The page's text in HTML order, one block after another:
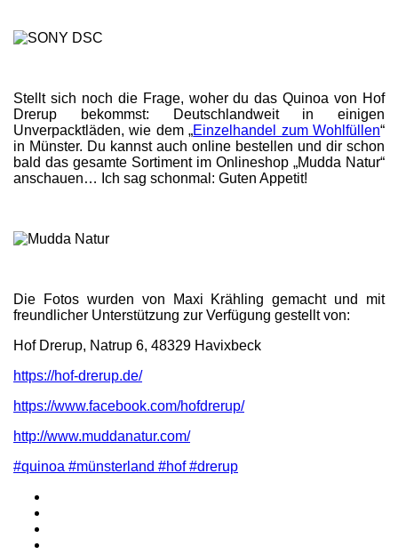
Stellt sich noch die Frage, woher du das Quinoa von Hof
Drerup bekommst: Deutschlandweit in einigen
Unverpacktläden, wie dem „Einzelhandel zum Wohlfüllen“
in Münster. Du kannst auch online bestellen und dir schon
bald das gesamte Sortiment im Onlineshop „Mudda Natur“
anschauen… Ich sag schonmal: Guten Appetit!
Die Fotos wurden von Maxi Krähling gemacht und mit
freundlicher Unterstützung zur Verfügung gestellt von:
Hof Drerup, Natrup 6, 48329 Havixbeck
https://hof-drerup.de/
https://www.facebook.com/hofdrerup/
http://www.muddanatur.com/
#quinoa #münsterland #hof #drerup